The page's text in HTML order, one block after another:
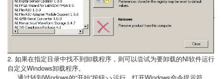
2. 如果在指定目录中找不到卸载程序，则可以尝试为要卸载的NI软件运行
自定义Windows卸载程序。